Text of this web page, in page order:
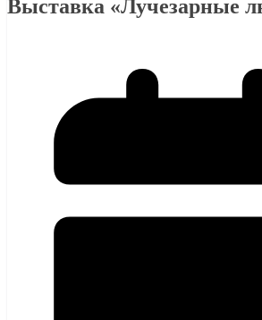
Выставка «Лучезарные